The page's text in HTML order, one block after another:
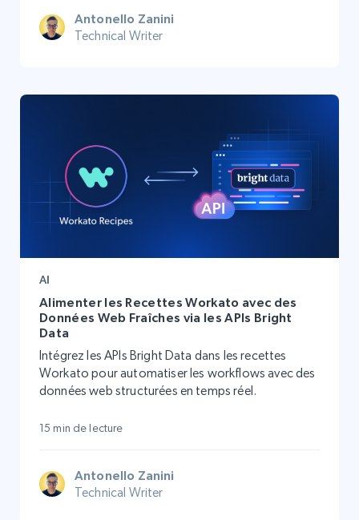
Antonello Zanini
Technical Writer
AI
Alimenter les Recettes Workato avec des
Données Web Fraîches via les APIs Bright
Data
Intégrez les APIs Bright Data dans les recettes
Workato pour automatiser les workflows avec des
données web structurées en temps réel.
15 min de lecture
Antonello Zanini
Technical Writer